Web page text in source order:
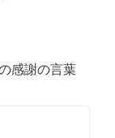
感謝の言葉